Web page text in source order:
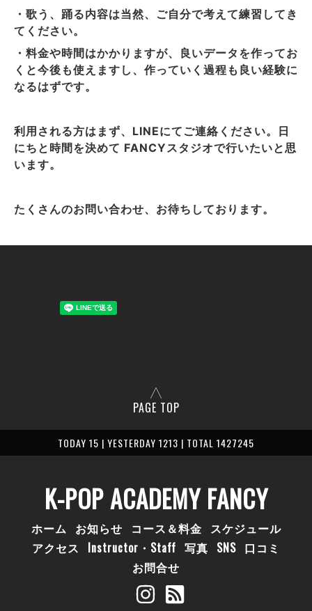
・歌う、踊る内容は当然、ご自分で考えて練習してき
てください。
・料金や時間はかかりますが、良いデータを作ってお
くと今後も使えますし、作っていく過程も良い経験に
なるはずです。
利用される方はまず、LINEにてご連絡ください。日
にちと時間を決めて FANCYスタジオで行いたいと思
います。
たくさんのお問い合わせ、お待ちしております。
PAGE TOP
TODAY 15 | YESTERDAY 1213 | TOTAL 1427245
K-POP ACADEMY FANCY
ホーム お知らせ コース＆料金 スケジュール
アクセス
Instructor・Staff 写真 SNS 口コミ
お問合せ